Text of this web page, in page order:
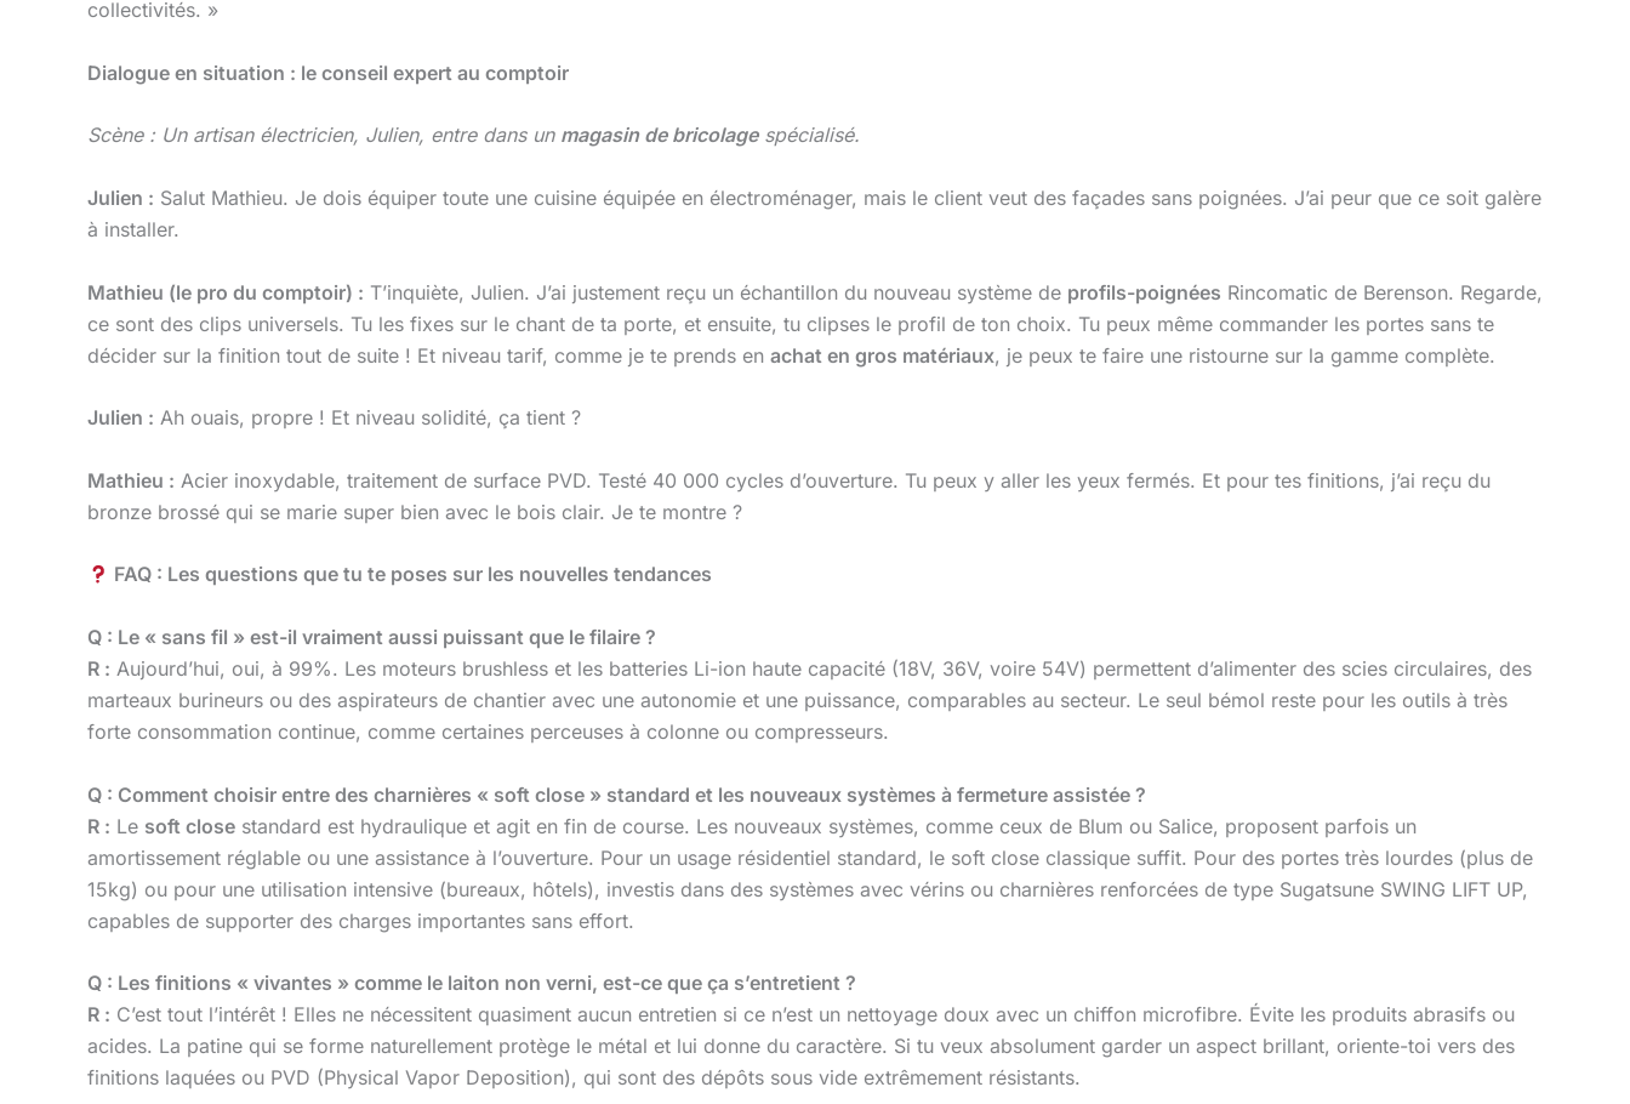
collectivités. »
Dialogue en situation : le conseil expert au comptoir
Scène : Un artisan électricien, Julien, entre dans un magasin de bricolagespécialisé.
Julien : Salut Mathieu. Je dois équiper toute une cuisine équipée en électroménager, mais le client veut des façades sans poignées. J’ai peur que ce soit galère
à installer.
Mathieu (le pro du comptoir) : T’inquiète, Julien. J’ai justement reçu un échantillon du nouveau système de profils-poignées Rincomatic de Berenson. Regarde,
ce sont des clips universels. Tu les fixes sur le chant de ta porte, et ensuite, tu clipses le profil de ton choix. Tu peux même commander les portes sans te
décider sur la finition tout de suite ! Et niveau tarif, comme je te prends en achat en gros matériaux, je peux te faire une ristourne sur la gamme complète.
Julien : Ah ouais, propre ! Et niveau solidité, ça tient ?
Mathieu : Acier inoxydable, traitement de surface PVD. Testé 40 000 cycles d’ouverture. Tu peux y aller les yeux fermés. Et pour tes finitions, j’ai reçu du
bronze brossé qui se marie super bien avec le bois clair. Je te montre ?
FAQ : Les questions que tu te poses sur les nouvelles tendances
Q : Le « sans fil » est-il vraiment aussi puissant que le filaire ?
R : Aujourd’hui, oui, à 99%. Les moteurs brushless et les batteries Li-ion haute capacité (18V, 36V, voire 54V) permettent d’alimenter des scies circulaires, des
marteaux burineurs ou des aspirateurs de chantier avec une autonomie et une puissance, comparables au secteur. Le seul bémol reste pour les outils à très
forte consommation continue, comme certaines perceuses à colonne ou compresseurs.
Q : Comment choisir entre des charnières « soft close » standard et les nouveaux systèmes à fermeture assistée ?
R : Le soft close standard est hydraulique et agit en fin de course. Les nouveaux systèmes, comme ceux de Blum ou Salice, proposent parfois un
amortissement réglable ou une assistance à l’ouverture. Pour un usage résidentiel standard, le soft close classique suffit. Pour des portes très lourdes (plus de
15kg) ou pour une utilisation intensive (bureaux, hôtels), investis dans des systèmes avec vérins ou charnières renforcées de type Sugatsune SWING LIFT UP,
capables de supporter des charges importantes sans effort.
Q : Les finitions « vivantes » comme le laiton non verni, est-ce que ça s’entretient ?
R : C’est tout l’intérêt ! Elles ne nécessitent quasiment aucun entretien si ce n’est un nettoyage doux avec un chiffon microfibre. Évite les produits abrasifs ou
acides. La patine qui se forme naturellement protège le métal et lui donne du caractère. Si tu veux absolument garder un aspect brillant, oriente-toi vers des
finitions laquées ou PVD (Physical Vapor Deposition), qui sont des dépôts sous vide extrêmement résistants.